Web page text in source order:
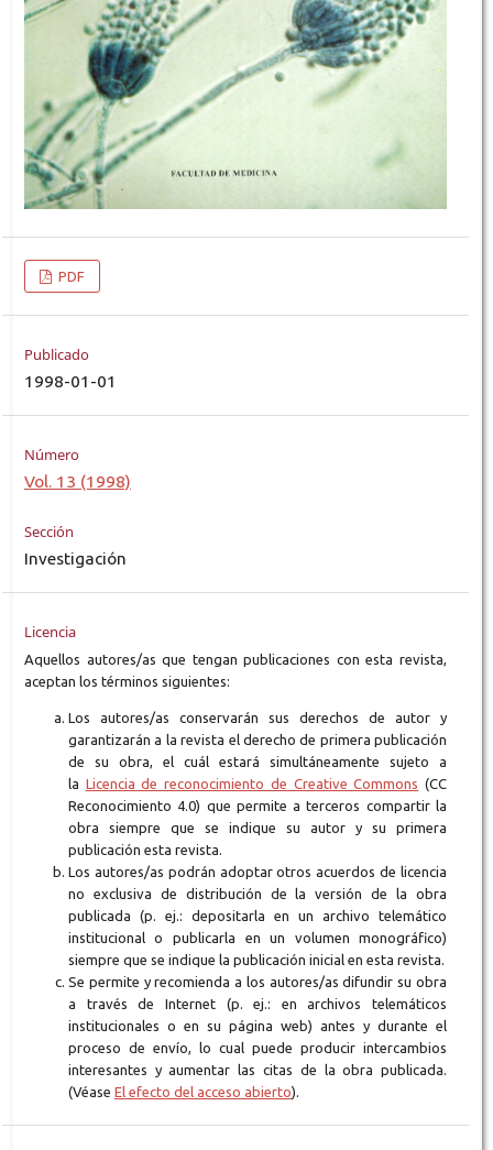
PDF
Publicado
1998-01-01
Número
Vol. 13 (1998)
Sección
Investigación
Licencia
Aquellos autores/as que tengan publicaciones con esta revista,
aceptan los términos siguientes:
Los autores/as conservarán sus derechos de autor y
garantizarán a la revista el derecho de primera publicación
de su obra, el cuál estará simultáneamente sujeto a
la Licencia de reconocimiento de Creative Commons (CC
Reconocimiento 4.0) que permite a terceros compartir la
obra siempre que se indique su autor y su primera
publicación esta revista.
Los autores/as podrán adoptar otros acuerdos de licencia
no exclusiva de distribución de la versión de la obra
publicada (p. ej.: depositarla en un archivo telemático
institucional o publicarla en un volumen monográfico)
siempre que se indique la publicación inicial en esta revista.
Se permite y recomienda a los autores/as difundir su obra
a través de Internet (p. ej.: en archivos telemáticos
institucionales o en su página web) antes y durante el
proceso de envío, lo cual puede producir intercambios
interesantes y aumentar las citas de la obra publicada.
(Véase El efecto del acceso abierto).